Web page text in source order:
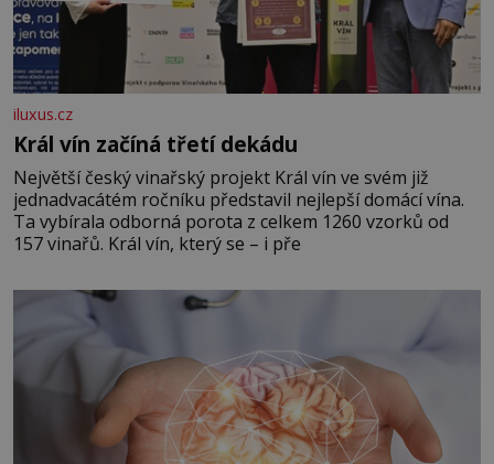
iluxus.cz
Král vín začíná třetí dekádu
Největší český vinařský projekt Král vín ve svém již
jednadvacátém ročníku představil nejlepší domácí vína.
Ta vybírala odborná porota z celkem 1260 vzorků od
157 vinařů. Král vín, který se – i pře